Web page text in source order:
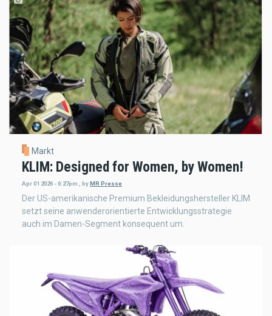
Markt
KLIM: Designed for Women, by Women!
Apr 01 2026 - 6:27pm byMR Presse
Der US-amerikanische Premium Bekleidungshersteller KLIM
setzt seine anwenderorientierte Entwicklungsstrategie
auch im Damen-Segment konsequent um.